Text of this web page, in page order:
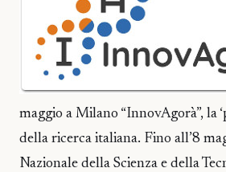
maggio a Milano “InnovAgorà”, la
della ricerca italiana. Fino all’8
Nazionale della Scienza e della